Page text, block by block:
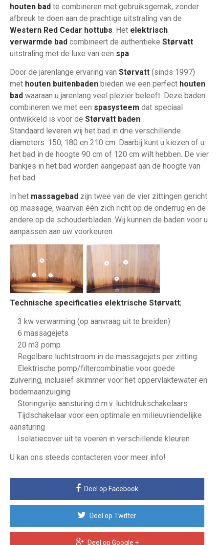
houten bad te combineren met gebruiksgemak, zonder
afbreuk te doen aan de prachtige uitstraling van de
Western Red Cedar hottubs. Het elektrisch
verwarmde bad combineert de authentieke Størvatt
uitstraling met de luxe van een spa.
Door de jarenlange ervaring van Størvatt (sinds 1997)
met houten buitenbaden bieden we een perfect houten
bad waaraan u jarenlang veel plezier beleeft. Deze baden
combineren we met een spasysteem dat speciaal
ontwikkeld is voor de Størvatt baden.
Standaard leveren wij het bad in drie verschillende
diameters: 150, 180 en 210 cm. Daarbij kunt u kiezen of u
het bad in de hoogte 90 cm of 120 cm wilt hebben. De vier
bankjes in het bad worden aangepast aan de hoogte van
het bad.
In het massagebad zijn twee van de vier zittingen gericht
op massage, waarvan één zich richt op de onderrug en de
andere op de schouderbladen. Wij kunnen de baden voor u
aanpassen aan uw voorkeuren.
Technische specificaties elektrische Størvatt;
3 kw verwarming (op aanvraag uit te breiden)
6 massagejets
20 m3 pomp
Regelbare luchtstroom in de massagejets per zitting
Elektrische pomp/filtercombinatie voor goede
zuivering, inclusief skimmer voor het oppervlaktewater en
bodemaanzuiging
Storingvrije aansturing d.m.v. luchtdrukschakelaars
Tijdschakelaar voor een optimale en milieuvriendelijke
aansturing
Isolatiecover uit te voeren in verschillende kleuren
U kan ons steeds contacteren voor meer info!
Deel op Facebook
Deel op Twitter
Deel op Google +